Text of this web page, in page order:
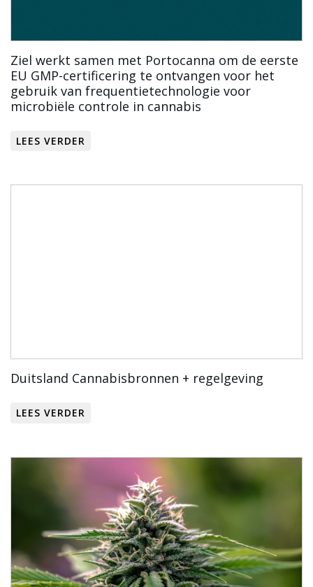
Ziel werkt samen met Portocanna om de eerste
EU GMP-certificering te ontvangen voor het
gebruik van frequentietechnologie voor
microbiële controle in cannabis
LEES VERDER
Duitsland Cannabisbronnen + regelgeving
LEES VERDER